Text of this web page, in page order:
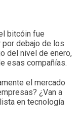
bitcóin fue
debajo de los
del nivel de enero,
esas compañías.
el mercado
¿Van a
en tecnología